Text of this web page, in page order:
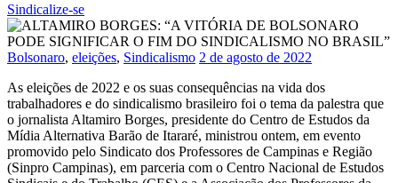
Sindicalize-se
Bolsonaro, eleições, Sindicalismo 2 de agosto de 2022
As eleições de 2022 e os suas consequências na vida dos
trabalhadores e do sindicalismo brasileiro foi o tema da palestra que
o jornalista Altamiro Borges, presidente do Centro de Estudos da
Mídia Alternativa Barão de Itararé, ministrou ontem, em evento
promovido pelo Sindicato dos Professores de Campinas e Região
(Sinpro Campinas), em parceria com o Centro Nacional de Estudos